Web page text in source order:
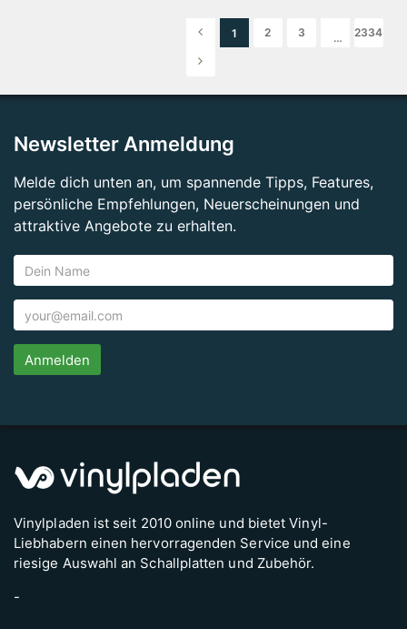
1 2 3 … 2334
Newsletter Anmeldung
Melde dich unten an, um spannende Tipps, Features,
persönliche Empfehlungen, Neuerscheinungen und
attraktive Angebote zu erhalten.
Anmelden
Vinylpladen ist seit 2010 online und bietet Vinyl-
Liebhabern einen hervorragenden Service und eine
riesige Auswahl an Schallplatten und Zubehör.
-